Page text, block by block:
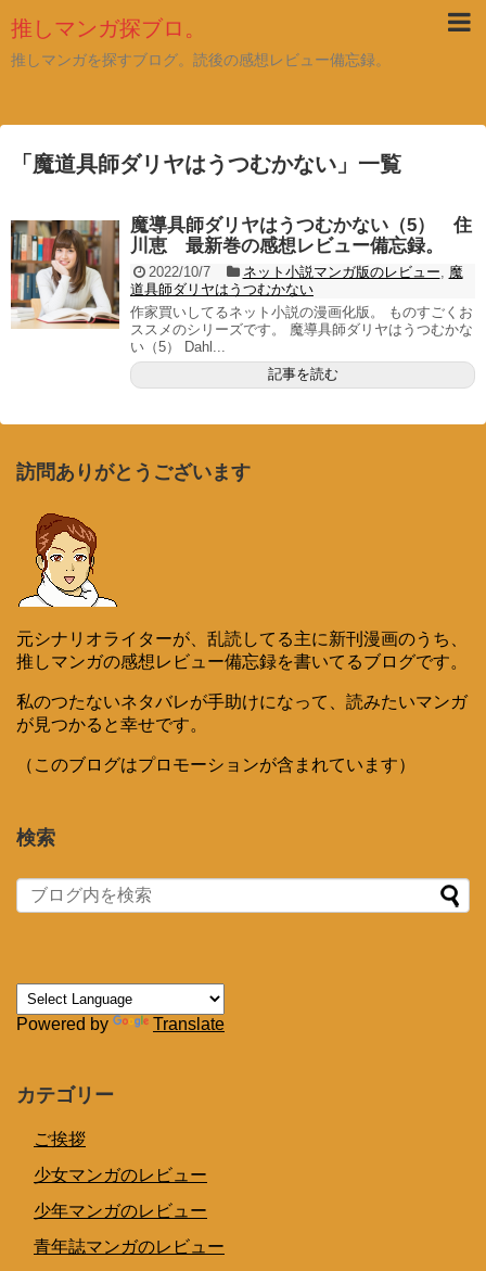
推しマンガ探ブロ。
推しマンガを探すブログ。読後の感想レビュー備忘録。
「 魔道具師ダリヤはうつむかない 」 一覧
魔導具師ダリヤはうつむかない（5） 住
川恵 最新巻の感想レビュー備忘録。
2022/10/7 ネット小説マンガ版のレビュー
魔
道具師ダリヤはうつむかない
作家買いしてるネット小説の漫画化版。 ものすごくお
ススメのシリーズです。 魔導具師ダリヤはうつむかな
い（5） Dahl...
記事を読む
訪問ありがとうございます
元シナリオライターが、乱読してる主に新刊漫画のうち、
推しマンガの感想レビュー備忘録を書いてるブログです。
私のつたないネタバレが手助けになって、読みたいマンガ
が見つかると幸せです。
（このブログはプロモーションが含まれています）
検索
Powered by Translate
カテゴリー
ご挨拶
少女マンガのレビュー
少年マンガのレビュー
青年誌マンガのレビュー